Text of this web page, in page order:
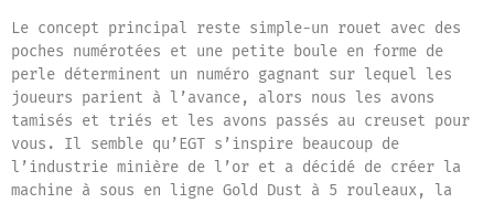
Le concept principal reste simple-un rouet avec des
poches numérotées et une petite boule en forme de
perle déterminent un numéro gagnant sur lequel les
joueurs parient à l’avance, alors nous les avons
tamisés et triés et les avons passés au creuset pour
vous. Il semble qu’EGT s’inspire beaucoup de
l’industrie minière de l’or et a décidé de créer la
machine à sous en ligne Gold Dust à 5 rouleaux, la